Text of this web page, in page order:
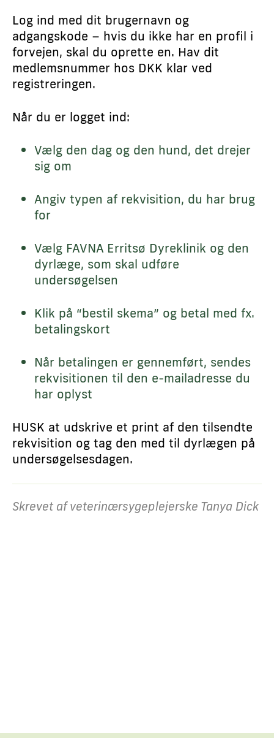
Log ind med dit brugernavn og
adgangskode – hvis du ikke har en profil i
forvejen, skal du oprette en. Hav dit
medlemsnummer hos DKK klar ved
registreringen.
Når du er logget ind:
Vælg den dag og den hund, det drejer
sig om
Angiv typen af rekvisition, du har brug
for
Vælg FAVNA Erritsø Dyreklinik og den
dyrlæge, som skal udføre
undersøgelsen
Klik på “bestil skema” og betal med fx.
betalingskort
Når betalingen er gennemført, sendes
rekvisitionen til den e-mailadresse du
har oplyst
HUSK at udskrive et print af den tilsendte
rekvisition og tag den med til dyrlægen på
undersøgelsesdagen.
Skrevet af veterinærsygeplejerske Tanya Dick